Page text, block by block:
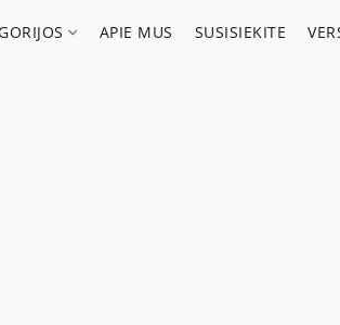
APIE MUS SUSISIEKITE